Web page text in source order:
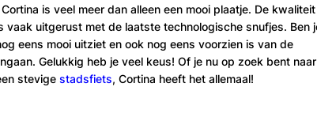
is veel meer dan alleen een mooi plaatje. De kwaliteit
uitgerust met de laatste technologische snufjes. Ben
eens mooi uitziet en ook nog eens voorzien is van de
Gelukkig heb je veel keus! Of je nu op zoek bent naar
stevige stadsfiets, Cortina heeft het allemaal!